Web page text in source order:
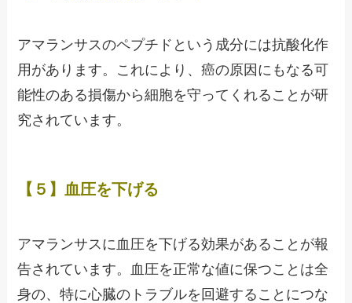
アマランサスのペプチドという成分には抗酸化作
用があります。これにより、癌の原因にもなる可
能性のある損傷から細胞を守ってくれることが研
究されています。
【５】血圧を下げる
アマランサスに血圧を下げる効果があることが報
告されています。血圧を正常な値に保つことは全
身の、特に心臓のトラブルを回避することにつな